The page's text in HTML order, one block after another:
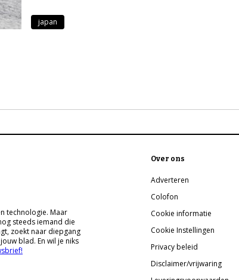
japan
technologie. Maar
steeds iemand die
zoekt naar diepgang
blad. En wil je niks
Over ons
Adverteren
Colofon
Cookie informatie
Cookie Instellingen
Privacy beleid
Disclaimer/vrijwaring